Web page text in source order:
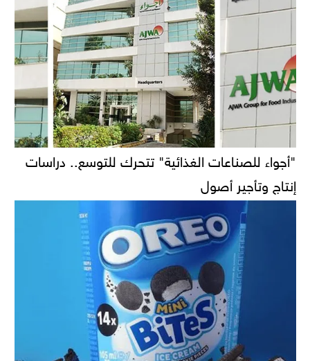
"أجواء للصناعات الغذائية" تتحرك للتوسع.. دراسات
إنتاج وتأجير أصول